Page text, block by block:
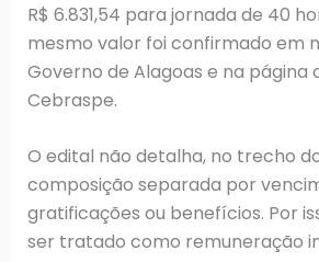
R$ 6.831,54 para jornada de 40
mesmo valor foi confirmado em
Governo de Alagoas e na página
Cebraspe.
O edital não detalha, no trecho
composição separada por
gratificações ou benefícios. Por
ser tratado como remuneração